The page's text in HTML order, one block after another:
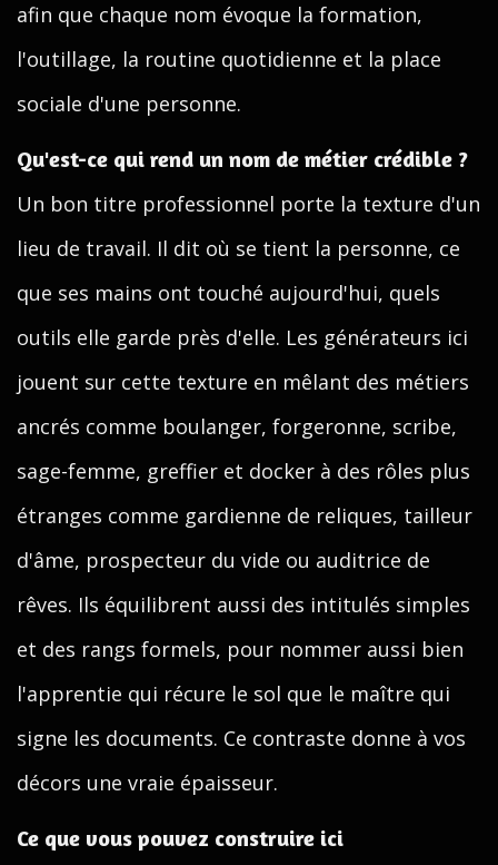
afin que chaque nom évoque la formation,
l'outillage, la routine quotidienne et la place
sociale d'une personne.
Qu'est-ce qui rend un nom de métier crédible ?
Un bon titre professionnel porte la texture d'un
lieu de travail. Il dit où se tient la personne, ce
que ses mains ont touché aujourd'hui, quels
outils elle garde près d'elle. Les générateurs ici
jouent sur cette texture en mêlant des métiers
ancrés comme boulanger, forgeronne, scribe,
sage-femme, greffier et docker à des rôles plus
étranges comme gardienne de reliques, tailleur
d'âme, prospecteur du vide ou auditrice de
rêves. Ils équilibrent aussi des intitulés simples
et des rangs formels, pour nommer aussi bien
l'apprentie qui récure le sol que le maître qui
signe les documents. Ce contraste donne à vos
décors une vraie épaisseur.
Ce que vous pouvez construire ici